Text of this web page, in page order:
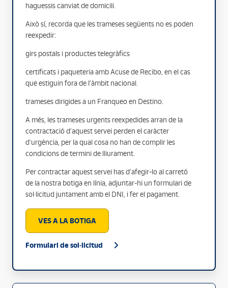
haguessis canviat de domicili.
Això sí, recorda que les trameses següents no es poden
reexpedir:
girs postals i productes telegràfics
certificats i paqueteria amb Acuse de Recibo, en el cas
que estiguin fora de l’àmbit nacional.
trameses dirigides a un Franqueo en Destino.
A més, les trameses urgents reexpedides arran de la
contractació d’aquest servei perden el caràcter
d’urgència, per la qual cosa no han de complir les
condicions de termini de lliurament.
Per contractar aquest servei has d’afegir-lo al carretó
de la nostra botiga en línia, adjuntar-hi un formulari de
sol·licitud juntament amb el DNI, i fer el pagament.
VES A LA BOTIGA
Formulari de sol·licitud